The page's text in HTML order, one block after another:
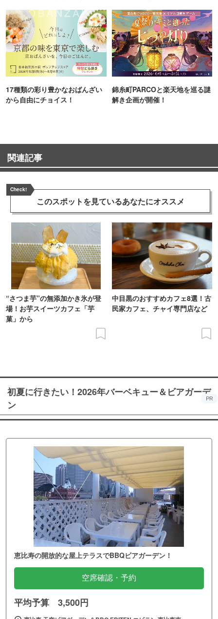
17種類の彩り豊かなおばんざい
から自由にチョイス！
錦糸町PARCOと楽天地を巡る謎
解き企画が開催！
関連記事
Check!
このスポットを見ているあなたにオススメ
“さつま芋”の無添加かき氷が登
場！お芋スイーツカフェ「芋
菓」から
中目黒のおすすめカフェ8選！古
民家カフェ、チャイ専門店など
初夏に行きたい！2026年バーベキュー＆ビアガーデ
ン
PR
恵比寿の開放的な屋上テラスでBBQビアガーデン！
空席確認・予約
平均予算 3,500円